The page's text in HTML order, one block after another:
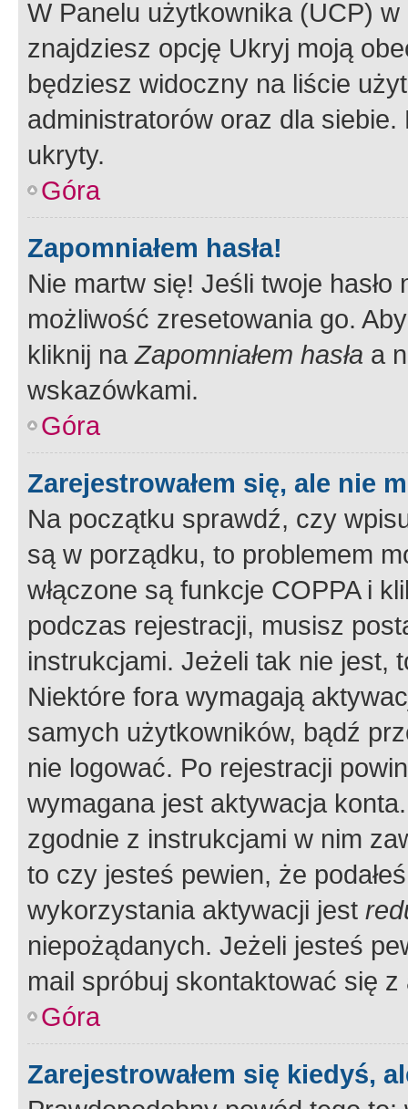
W Panelu użytkownika (UCP) w
znajdziesz opcję Ukryj moją
będziesz widoczny na liście
administratorów oraz dla
ukryty.
Góra
Zapomniałem hasła!
Nie martw się! Jeśli twoje
możliwość zresetowania go.
kliknij naZapomniałem hasła a
wskazówkami.
Góra
Zarejestrowałem się, ale nie
Na początku sprawdź, czy
są w porządku, to problemem
włączone są funkcje COPPA i
podczas rejestracji, musisz
instrukcjami. Jeżeli tak nie jest,
Niektóre fora wymagają
samych użytkowników, bądź
nie logować. Po rejestracji
wymagana jest aktywacja
zgodnie z instrukcjami w nim
to czy jesteś pewien, że
wykorzystania aktywacji jest
niepożądanych. Jeżeli jesteś
mail spróbuj skontaktować się
Góra
Zarejestrowałem się kiedyś,